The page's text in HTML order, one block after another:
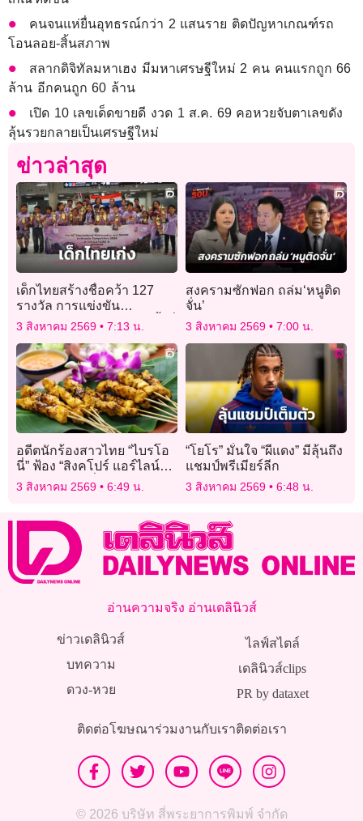
คนจนแห่ยื่นอุทธรณ์กว่า 2 แสนราย ติดปัญหาเกณฑ์รถ
โอนลอย-สิ้นสภาพ
สลากดิจิทัลมหาเฮง มีมหาเศรษฐีใหม่ 2 คน คนแรกถูก 66
ล้าน อีกคนถูก 60 ล้าน
เปิด 10 เลขเด็ดขายดี งวด 1 ส.ค. 69 คอหวยจับตาเลขดัง
ลุ้นรวยกลายเป็นเศรษฐีใหม่
ข่าวล่าสุด
เด็กไทยสร้างชื่อคว้า 127
รางวัล การแข่งขัน
คณิตศาสตร์นานาชาติ ครั้งที่
3 สิงหาคม 2569 7:13 น.
สงครามซักฟอก ถล่ม‘หนูติด
จั่น’
3 สิงหาคม 2569 7:00 น.
อดีตนักร้องสาวไทย “ไบรโอ
นี่” ฟ้อง “สิงคโปร์ แอร์ไลน์ส”
เศษไม้สะเต๊ะทิ่มคอ เส้นเสียง
3 สิงหาคม 2569 6:49 น.
“โยโร” มั่นใจ “ผีแดง” มีลุ้นถึง
แชมป์พรีเมียร์ลีก
3 สิงหาคม 2569 6:48 น.
อ่านความจริง อ่านเดลินิวส์
ข่าวเดลินิวส์
บทความ
ดวง-หวย
ไลฟ์สไตล์
เดลินิวส์clips
PR by dataxet
ติดต่อโฆษณาร่วมงานกับเราติดต่อเรา
© 2026 บริษัท สี่พระยาการพิมพ์ จำกัด